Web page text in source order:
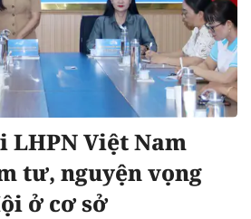
LHPN Việt Nam
tư, nguyện vọng
ở cơ sở